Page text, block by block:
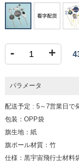
- +
パラメータ
配送予定 : 5～7営業日で
包装：OPP袋
旗生地：紙
旗ポール材質：竹
仕様：黒宇宙飛行士材料